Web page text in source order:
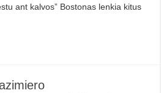
ant kalvos” Bostonas lenkia kitus